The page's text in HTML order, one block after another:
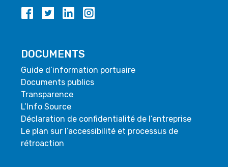
DOCUMENTS
Guide d’information portuaire
Documents publics
Transparence
L’Info Source
Déclaration de confidentialité de l’entreprise
Le plan sur l’accessibilité et processus de
rétroaction